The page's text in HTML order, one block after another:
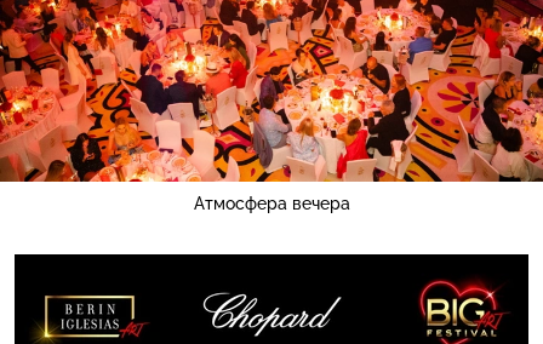
Атмосфера вечера